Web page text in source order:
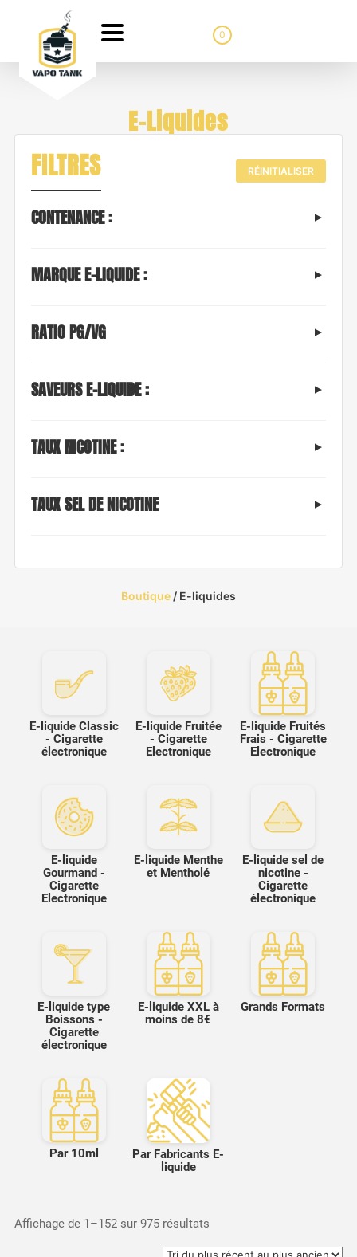
0
E-Liquides
FILTRES RÉINITIALISER
CONTENANCE :
MARQUE E-LIQUIDE :
RATIO PG/VG
SAVEURS E-LIQUIDE :
TAUX NICOTINE :
TAUX SEL DE NICOTINE
Boutique/ E-liquides
E-liquide Classic
- Cigarette
électronique
E-liquide Fruitée
- Cigarette
Electronique
E-liquide Fruités
Frais - Cigarette
Electronique
E-liquide
Gourmand -
Cigarette
Electronique
E-liquide Menthe
et Mentholé
E-liquide sel de
nicotine -
Cigarette
électronique
E-liquide type
Boissons -
Cigarette
électronique
E-liquide XXL à
moins de 8€
Grands Formats
Par 10ml
Par Fabricants E-
liquide
Affichage de 1–152 sur 975 résultatsTrié
du